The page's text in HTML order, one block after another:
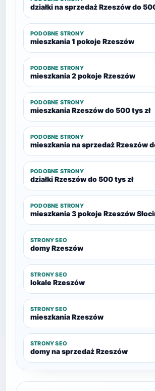
działki na sprzedaż Rzeszów do
PODOBNE STRONY
mieszkania 1 pokoje Rzeszów
PODOBNE STRONY
mieszkania 2 pokoje Rzeszów
PODOBNE STRONY
mieszkania Rzeszów do 500 tys zł
PODOBNE STRONY
mieszkania na sprzedaż Rzeszów
PODOBNE STRONY
działki Rzeszów do 500 tys zł
PODOBNE STRONY
mieszkania 3 pokoje Rzeszów
STRONY SEO
domy Rzeszów
STRONY SEO
lokale Rzeszów
STRONY SEO
mieszkania Rzeszów
STRONY SEO
domy na sprzedaż Rzeszów